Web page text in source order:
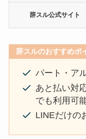
辞スル公式サイト
辞スルのおすすめポ
パート・ア
あと払い対
でも利用可能
LINEだけの